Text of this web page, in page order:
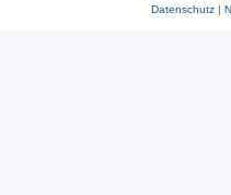
Datenschutz|